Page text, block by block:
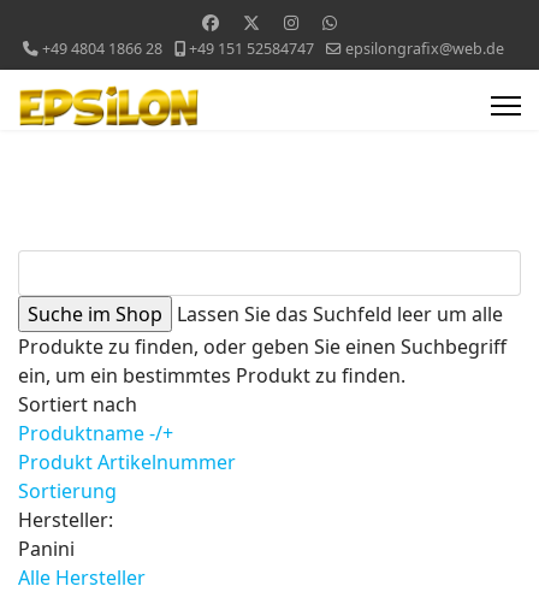
+49 4804 1866 28 +49 151 52584747 epsilongrafix@web.de
Lassen Sie das Suchfeld leer um alle
Produkte zu finden, oder geben Sie einen Suchbegriff
ein, um ein bestimmtes Produkt zu finden.
Sortiert nach
Produktname -/+
Produkt Artikelnummer
Sortierung
Hersteller:
Panini
Alle Hersteller